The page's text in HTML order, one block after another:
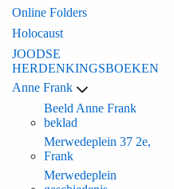
Online Folders
Holocaust
JOODSE
HERDENKINGSBOEKEN
Anne Frank
Beeld Anne Frank
beklad
Merwedeplein 37 2e,
Frank
Merwedeplein